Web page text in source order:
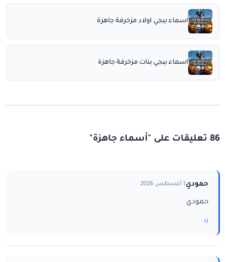
اسماء ببجي اولاد مزخرفة جاهزة
اسماء ببجي بنات مزخرفة جاهزة
86 تعليقات على "أسماء جاهزة"
حمودي1 أغسطس 2026
حمودي
رد